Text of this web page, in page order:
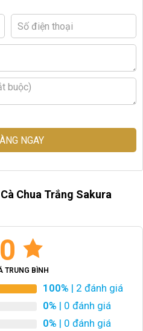
NGAY
Chua Trắng Sakura
TRUNG BÌNH
100% | 2 đánh giá
0% | 0 đánh giá
0% | 0 đánh giá